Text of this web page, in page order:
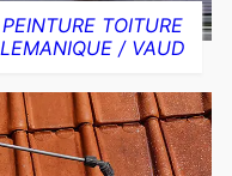
PEINTURE TOITURE
LEMANIQUE / VAUD